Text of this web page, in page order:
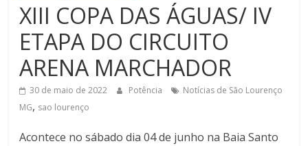
XIII COPA DAS ÁGUAS/ IV
ETAPA DO CIRCUITO
ARENA MARCHADOR
30 de maio de 2022 Potência
Notícias de São Lourenço
MG, sao lourenço
Acontece no sábado dia 04 de junho na Baia Santo